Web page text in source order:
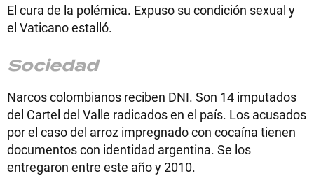
El cura de la polémica. Expuso su condición sexual y
el Vaticano estalló.
Sociedad
Narcos colombianos reciben DNI. Son 14 imputados
del Cartel del Valle radicados en el país. Los acusados
por el caso del arroz impregnado con cocaína tienen
documentos con identidad argentina. Se los
entregaron entre este año y 2010.